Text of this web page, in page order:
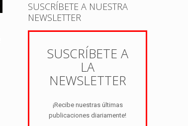
Sánchez y Puigdemont: la
jugada política que podría
cambiarlo todo
SUSCRÍBETE A NUESTRA
NEWSLETTER
SUSCRÍBETE A
LA
NEWSLETTER
¡Recibe nuestras últimas
publicaciones diariamente!